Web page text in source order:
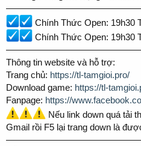
Chính Thức Open: 19h30
Chính Thức Open: 19h30
Thông tin website và hỗ trợ:
Trang chủ: https://tl-tamgioi.pro/
Download game: https://tl-
Fanpage: https://
Nếu link down quá tải
Gmail rồi F5 lại trang down là